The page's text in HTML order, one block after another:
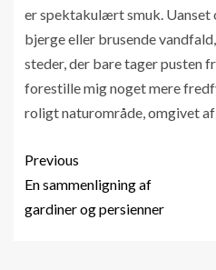
er spektakulært smuk. Uanset
bjerge eller brusende
steder, der bare tager pusten
forestille mig noget mere
roligt naturområde, omgivet af
Previous
En sammenligning af
gardiner og persienner